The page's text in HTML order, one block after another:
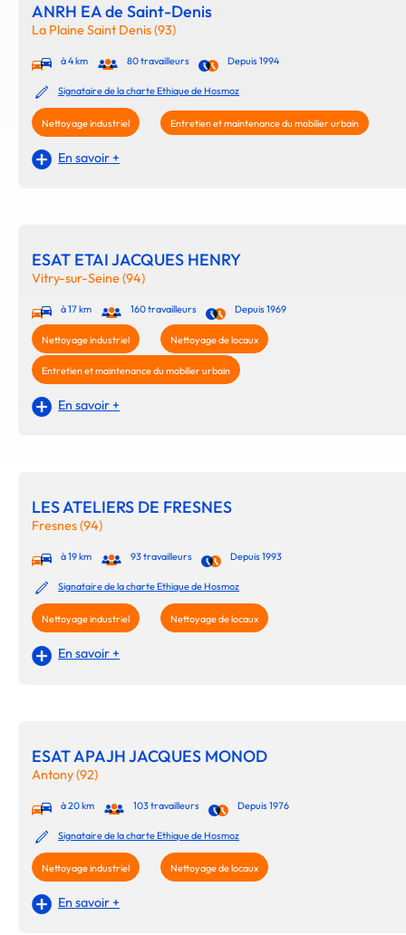
ANRH EA de Saint-Denis
La Plaine Saint Denis (93)
à 4 km 80 travailleurs Depuis 1994
Signataire de la charte Ethique de Hosmoz
Nettoyage industriel Entretien et maintenance du mobilier urbain
En savoir +
ESAT ETAI JACQUES HENRY
Vitry-sur-Seine (94)
à 17 km 160 travailleurs Depuis 1969
Nettoyage industriel Nettoyage de locaux
Entretien et maintenance du mobilier urbain
En savoir +
LES ATELIERS DE FRESNES
Fresnes (94)
à 19 km 93 travailleurs Depuis 1993
Signataire de la charte Ethique de Hosmoz
Nettoyage industriel Nettoyage de locaux
En savoir +
ESAT APAJH JACQUES MONOD
Antony (92)
à 20 km 103 travailleurs Depuis 1976
Signataire de la charte Ethique de Hosmoz
Nettoyage industriel Nettoyage de locaux
En savoir +